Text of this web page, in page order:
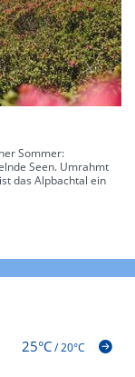
Sommer:
Seen. Umrahmt
das Alpbachtal ein
25°C/20°C